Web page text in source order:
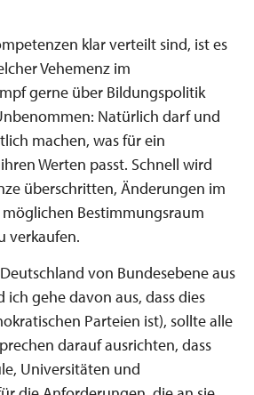
klar verteilt sind, ist es
Vehemenz im
gerne über Bildungspolitik
Natürlich darf und
machen, was für ein
Werten passt. Schnell wird
überschritten, Änderungen im
möglichen Bestimmungsraum
verkaufen.
von Bundesebene aus
gehe davon aus, dass dies
Parteien ist), sollte alle
darauf ausrichten, dass
Universitäten und